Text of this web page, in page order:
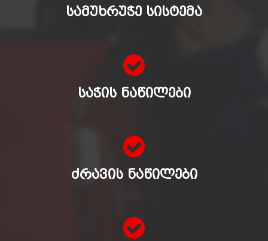
ᲡᲐᲛᲣᲮᲠᲣᲭᲔ ᲡᲘᲡᲢᲔᲛᲐ
ᲡᲐᲭᲘᲡ ᲜᲐᲬᲘᲚᲔᲑᲘ
ᲫᲠᲐᲕᲘᲡ ᲜᲐᲬᲘᲚᲔᲑᲘ